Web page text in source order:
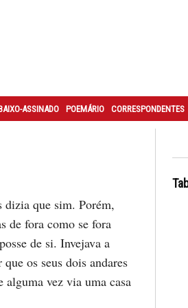
ASSINADO POEMÁRIO CORRESPONDENTES
dizia que sim. Porém,
de fora como se fora
de si. Invejava a
os seus dois andares
alguma vez via uma casa